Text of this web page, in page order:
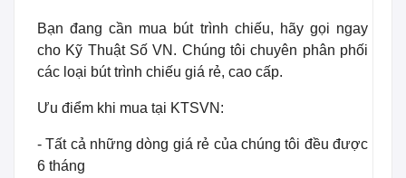
Bạn đang cần mua bút trình chiếu, hãy gọi ngay
cho Kỹ Thuật Số VN. Chúng tôi chuyên phân phối
các loại bút trình chiếu giá rẻ, cao cấp.
Ưu điểm khi mua tại KTSVN:
- Tất cả những dòng giá rẻ của chúng tôi đều được
6 tháng